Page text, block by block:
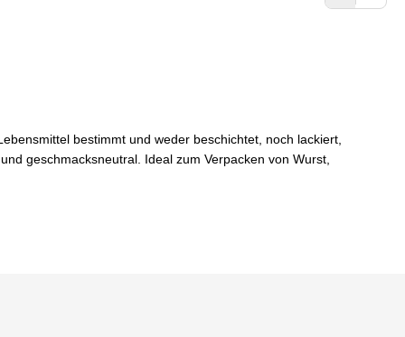
bestimmt und weder beschichtet, noch lackiert,
geschmacksneutral. Ideal zum Verpacken von Wurst,